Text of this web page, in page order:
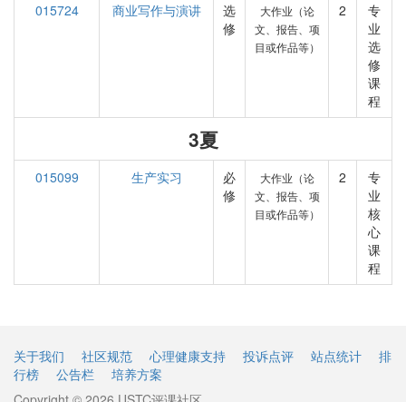
015724
商业写作与演讲
选
修
大作业（论
文、报告、项
目或作品等）
2
专
业
选
修
课
程
3夏
015099 生产实习
必
修
大作业（论
文、报告、项
目或作品等）
2
专
业
核
心
课
程
关于我们 社区规范 心理健康支持 投诉点评 站点统计
排
行榜
公告栏
培养方案